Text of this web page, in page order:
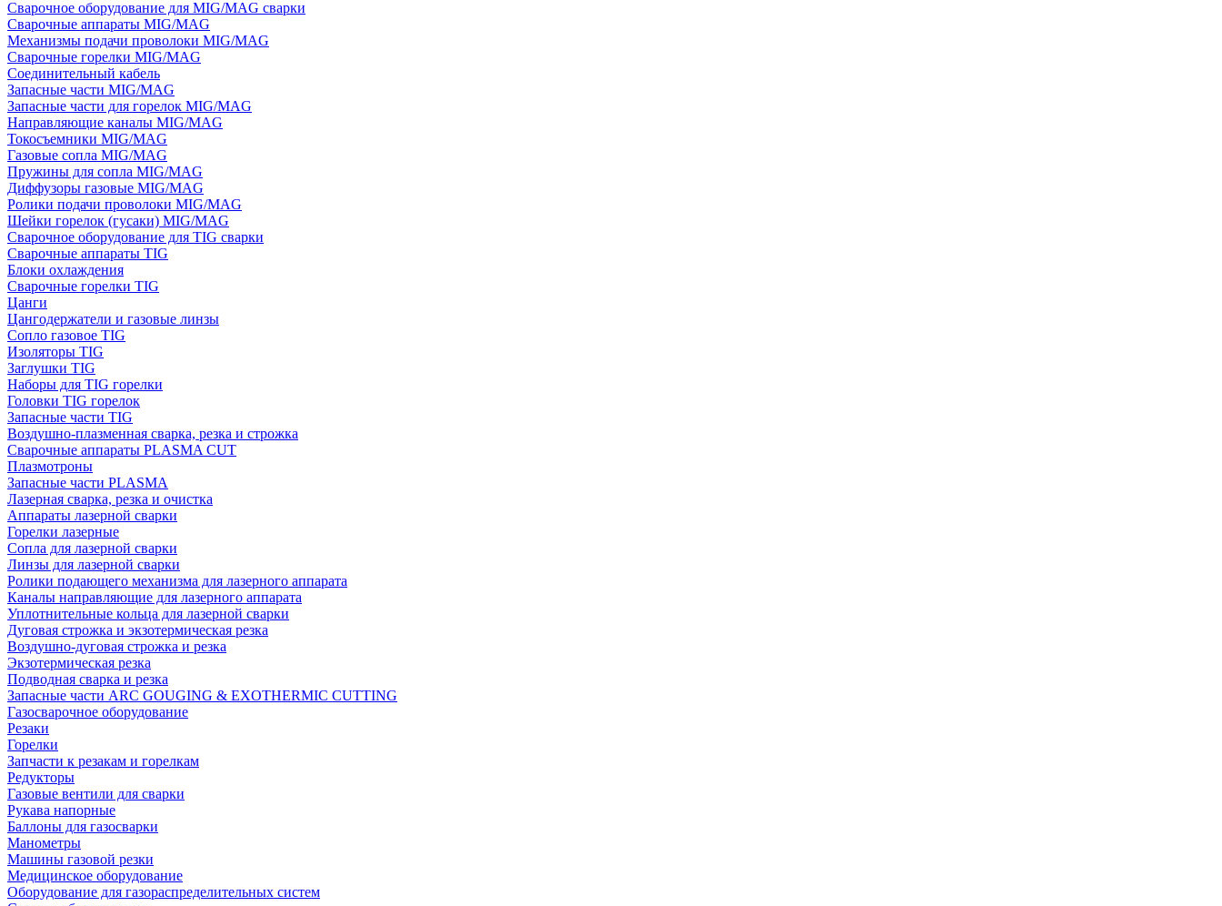
Сварочное оборудование для MIG/MAG сварки
Сварочные аппараты MIG/MAG
Механизмы подачи проволоки MIG/MAG
Сварочные горелки MIG/MAG
Соединительный кабель
Запасные части MIG/MAG
Запасные части для горелок MIG/MAG
Направляющие каналы MIG/MAG
Токосъемники MIG/MAG
Газовые сопла MIG/MAG
Пружины для сопла MIG/MAG
Диффузоры газовые MIG/MAG
Ролики подачи проволоки MIG/MAG
Шейки горелок (гусаки) MIG/MAG
Сварочное оборудование для TIG сварки
Сварочные аппараты TIG
Блоки охлаждения
Сварочные горелки TIG
Цанги
Цангодержатели и газовые линзы
Сопло газовое TIG
Изоляторы TIG
Заглушки TIG
Наборы для TIG горелки
Головки TIG горелок
Запасные части TIG
Воздушно-плазменная сварка, резка и строжка
Сварочные аппараты PLASMA CUT
Плазмотроны
Запасные части PLASMA
Лазерная сварка, резка и очистка
Аппараты лазерной сварки
Горелки лазерные
Сопла для лазерной сварки
Линзы для лазерной сварки
Ролики подающего механизма для лазерного аппарата
Каналы направляющие для лазерного аппарата
Уплотнительные кольца для лазерной сварки
Дуговая строжка и экзотермическая резка
Воздушно-дуговая строжка и резка
Экзотермическая резка
Подводная сварка и резка
Запасные части ARC GOUGING & EXOTHERMIC CUTTING
Газосварочное оборудование
Резаки
Горелки
Запчасти к резакам и горелкам
Редукторы
Газовые вентили для сварки
Рукава напорные
Баллоны для газосварки
Манометры
Машины газовой резки
Медицинское оборудование
Оборудование для газораспределительных систем